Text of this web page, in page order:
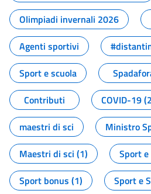
Olimpiadi invernali 2026
Agenti sportivi
Sport e scuola
Contributi
COVID-19
maestri di sci
Ministro
Maestri di sci (1)
Sport
Sport bonus (1)
Sport e